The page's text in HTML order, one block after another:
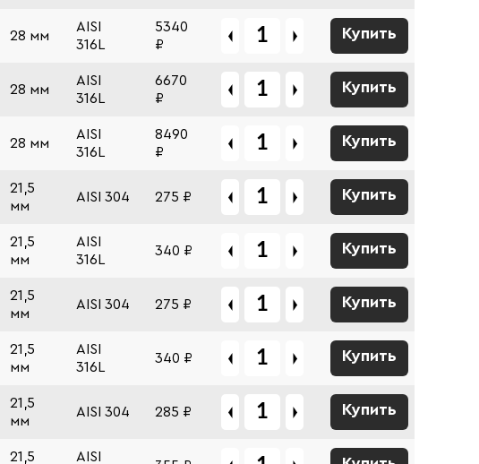
28 мм
AISI
316L
5340
₽
Купить
28 мм
AISI
316L
6670
₽
Купить
28 мм
AISI
316L
8490
₽
Купить
21,5
мм
AISI 304 275 ₽ Купить
21,5
мм
AISI
316L
340 ₽ Купить
21,5
мм
AISI 304 275 ₽ Купить
21,5
мм
AISI
316L
340 ₽ Купить
21,5
мм
AISI 304 285 ₽ Купить
21,5 AISI